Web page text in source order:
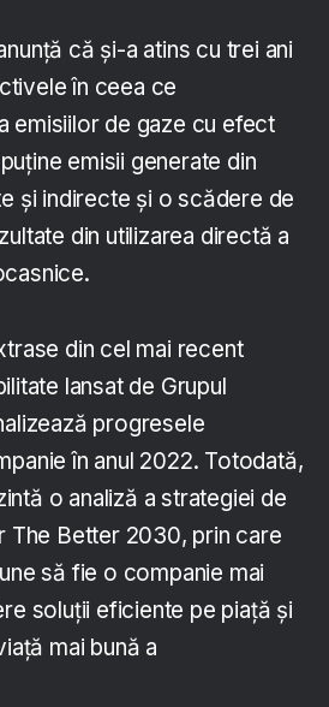
că și-a atins cu trei ani
în ceea ce
emisiilor de gaze cu efect
emisii generate din
și indirecte și o scădere de
din utilizarea directă a
din cel mai recent
lansat de Grupul
progresele
în anul 2022. Totodată,
o analiză a strategiei de
The Better 2030, prin care
să fie o companie mai
soluții eficiente pe piață și
mai bună a